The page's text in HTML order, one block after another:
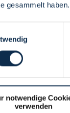
gesammelt haben.
notwendige
verwenden